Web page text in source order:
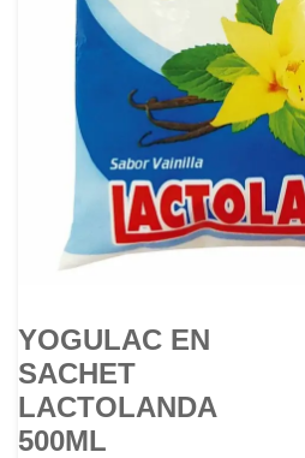
YOGULAC EN
SACHET
LACTOLANDA
500ML